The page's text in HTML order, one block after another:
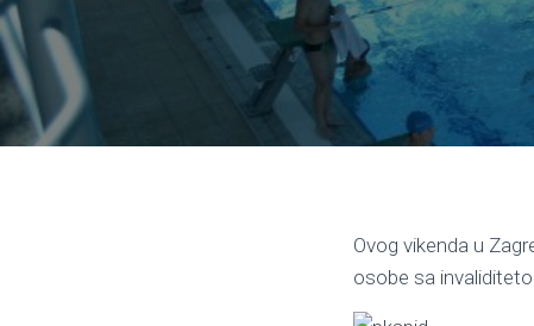
Ovog vikenda u
osobe sa